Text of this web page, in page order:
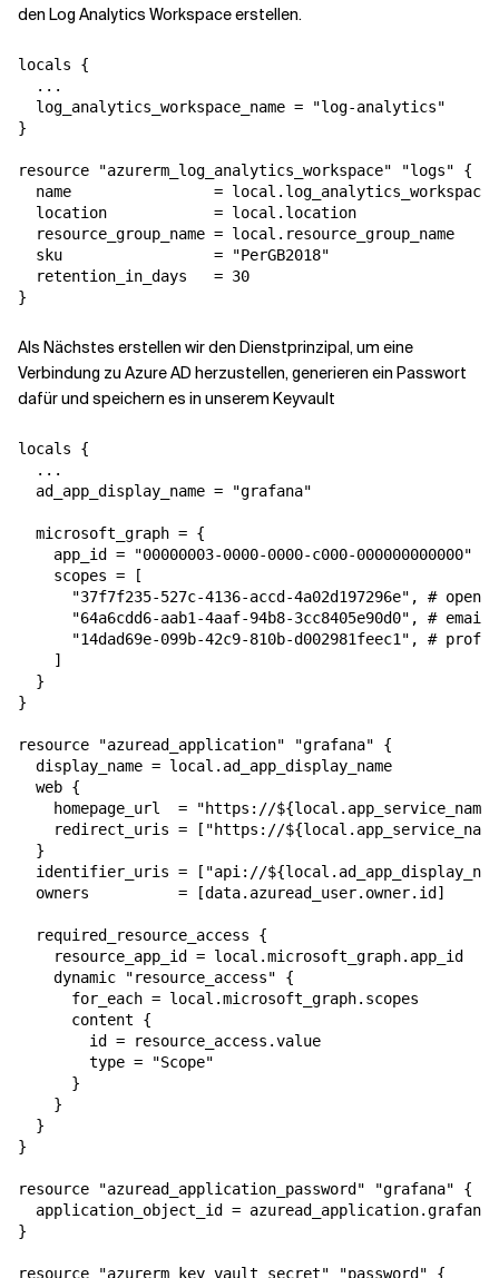
den Log Analytics Workspace erstellen.
locals {
  ...
  log_analytics_workspace_name = "log-analytics"
}
resource "azurerm_log_analytics_workspace" "logs" {
name                =
  location            = local.location
  resource_group_name = local.resource_group_name
  sku                 = "PerGB2018"
  retention_in_days   = 30
}
Als Nächstes erstellen wir den Dienstprinzipal, um eine
Verbindung zu Azure AD herzustellen, generieren ein Passwort
dafür und speichern es in unserem Keyvault
locals {
  ...
  ad_app_display_name = "grafana"
  microsoft_graph = {
app_id = "00000003-0000-0000-c000-000000000000"
    scopes = [
      "37f7f235-527c-4136-accd-4a02d197296e", # openid
      "64a6cdd6-aab1-4aaf-94b8-3cc8405e90d0", # email
"14dad69e-099b-42c9-810b-d002981feec1", #
    ]
  }
}
resource "azuread_application" "grafana" {
  display_name = local.ad_app_display_name
  web {
homepage_url  = "https://
redirect_uris = ["https://
  }
identifier_uris = ["api://
  owners          = [data.azuread_user.owner.id]
  required_resource_access {
    resource_app_id = local.microsoft_graph.app_id
    dynamic "resource_access" {
      for_each = local.microsoft_graph.scopes
      content {
        id = resource_access.value
        type = "Scope"
      }
    }
  }
}
resource "azuread_application_password" "grafana" {
application_object_id =
}
resource "azurerm_key_vault_secret" "password" {